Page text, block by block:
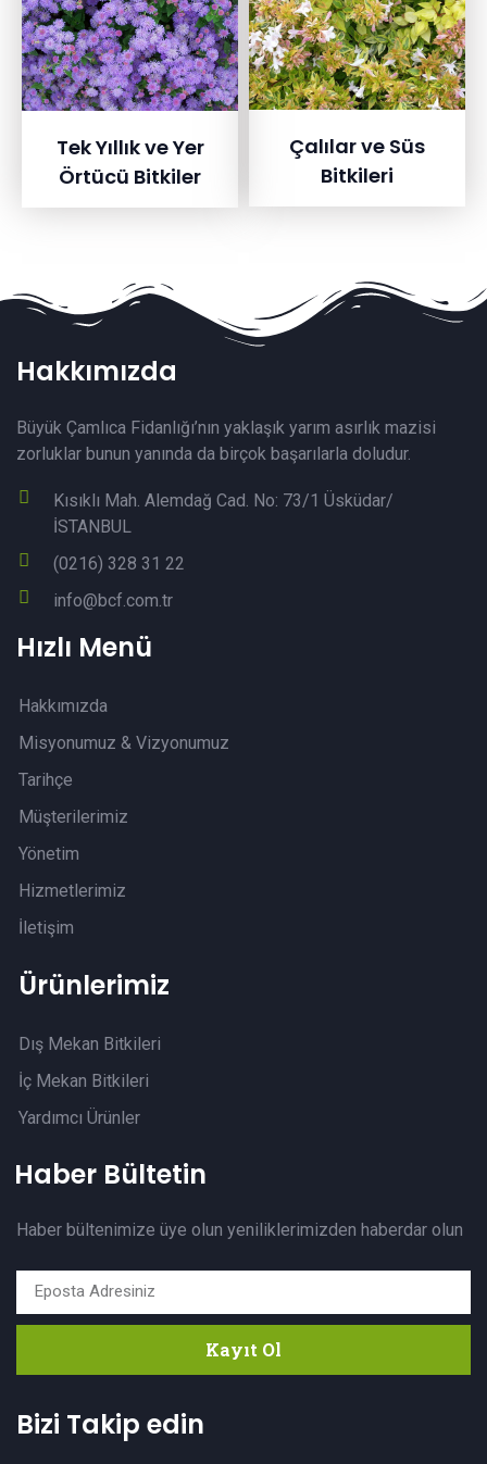
Tek Yıllık ve Yer
Örtücü Bitkiler
Çalılar ve Süs
Bitkileri
Hakkımızda
Büyük Çamlıca Fidanlığı’nın yaklaşık yarım asırlık mazisi
zorluklar bunun yanında da birçok başarılarla doludur.
Kısıklı Mah. Alemdağ Cad. No: 73/1 Üsküdar/
İSTANBUL
(0216) 328 31 22
info@bcf.com.tr
Hızlı Menü
Hakkımızda
Misyonumuz & Vizyonumuz
Tarihçe
Müşterilerimiz
Yönetim
Hizmetlerimiz
İletişim
Ürünlerimiz
Dış Mekan Bitkileri
İç Mekan Bitkileri
Yardımcı Ürünler
Haber Bültetin
Haber bültenimize üye olun yeniliklerimizden haberdar olun
Kayıt Ol
Bizi Takip edin